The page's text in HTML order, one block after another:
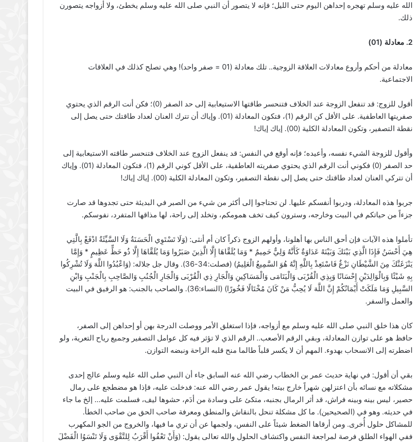
الله عليه وسلم تهجره إحداهن اليوم حتى الليل؛ فإنه لا يتصور أن النبي صلى الله عليه وسلم يخطئ، ولا أزواجه يتصورن
ذلك.
2. معادلة (01)
معادلة من أحكم وأروع معادلات العلاقة الزوجية.. تلك معادلة (01 = صفر واحد)! وهي تصلح كذلك في العلاقات
الاجتماعية.
أقول للزوج: قد تنفعل الزوجة عند الخلاف فتنحسر طاقتها الاستيعابية إلى حد الصفر (0)؛ فكن أنت الرقم الذي يحتوي
صفريتها العاطفية. على الأقل كن الرقم (1)، فتكون المعادلة (01). وإياك أن تترك العنان لعداد طاقتك حتى يصل إلى
نقطة التصفير، وتكون المعادلة الكلية (00). إياك إياك!
وأقول للزوجة الشيء نفسه، وأعيده؛ فإنه أوقع في النفس: قد ينفعل الزوج عند الخلاف فتنحسر طاقته الاستيعابية إلى
حد الصفر (0) فكوني أنت الرقم الذي يحتوي صفريته العاطفية، على الأقل كوني الرقم (1)، فتكون المعادلة (01). وإياك
أن تتركي العنان لعداد طاقتك حتى يصل إلى نقطة التصفير، وتكون المعادلة الكلية (00). إياك إياك!
جربوا هذه المعادلة، ودربوا أنفسكم عليها. لن تحتاجوا إلى أكثر من شيء من الصبر في البديئة حتى تجدوها قد صارت
جزءاً من حياتكم في البيت وخارجه، وسترون كيف تخف همومكم، وتخلد إلى راحة، لها مذاقها المتفرد، نفوسكم.
تأملوا هذه الآيات فإن أحق الناس بها أهلونا، وأولهم الزوج ذكراً كان أم أنثى: (وَلَا تَسْتَوِي الْحَسَنَةُ وَلَا السَّيِّئَةُ ادْفَعْ بِالَّتِي
هِيَ أَحْسَنُ فَإِذَا الَّذِي بَيْنَكَ وَبَيْنَهُ عَدَاوَةٌ كَأَنَّهُ وَلِيٌّ حَمِيمٌ * وَمَا يُلَقَّاهَا إِلَّا الَّذِينَ صَبَرُوا وَمَا يُلَقَّاهَا إِلَّا ذُو حَظٍّ عَظِيمٍ * وَإِمَّا
يَنْزَغَنَّكَ مِنَ الشَّيْطَانِ نَزْغٌ فَاسْتَعِذْ بِاللَّهِ إِنَّهُ هُوَ السَّمِيعُ الْعَلِيمُ) (فصلت:34-36). وقال جل جلاله: (وَاعْبُدُوا اللَّهَ وَلَا تُشْرِكُوا
بِهِ شَيْئًا وَبِالْوَالِدَيْنِ إِحْسَانًا وَبِذِي الْقُرْبَى وَالْيَتَامَى وَالْمَسَاكِينِ وَالْجَارِ ذِي الْقُرْبَى وَالْجَارِ الْجُنُبِ وَالصَّاحِبِ بِالْجَنْبِ وَابْنِ
السَّبِيلِ وَمَا مَلَكَتْ أَيْمَانُكُمْ إِنَّ اللَّهَ لَا يُحِبُّ مَنْ كَانَ مُخْتَالًا فَخُورًا) (النساء:36). والصاحب بالجنب: هو الرفيق في البيت
والعمل والسفر.
كان هذا خلق النبي صلى الله عليه وسلم مع أزواجه، فإذا استغلق الأمر ووصلت الدرجة بهن أو إحداهن إلى الصفر،
حافظ هو على توازن المعادلة، وبقي الرقم الأصعب.. الرقم الذي لا تؤثر فيه كل عوامل التصفير وجميع رياح التعرية، ولو
اضطرته إلى الانسحاب بهدوء. المهم أن لا يكسر قلباً طالما منح قلبه الراحة ونبضه التوازن.
بقي أن أقول: في نهاية حديث عمر بن الخطاب رضي الله عنه السابق جاء أن النبي صلى الله عليه وسلم عالج إحدى
مشكلاته مع نسائه بأن اعتزلهن شهراً خارج بيته! يقول عمر رضي الله عنه: فدخلت عليه، فإذا هو مضطجع على رمال
حصير، ليس بينه وبينه فراش، قد أثر الرمال بجنبه، متكئ على وسادة من أدَم، حشوها ليف، فسلمت عليه… إلخ ما جاء
في حديثه. وهو في (الصحيحين). ما كل مشكلة تنحل بالنقاش والمنطق ومعرفة صاحب الحق من صاحب الخطأ.
للمشاكل حلول أُخرى. ومن أرقاها الضغط شيئاً على النفس، ولجمها عن أن تري ما فيها، والخروج من الجو المكهرب
ففي الهواء الطلق فرصة لمراجعة النفس واكتشاف الحلول والله تعالى يقول: (وَأَنْ تَعْفُوا أَقْرَبُ لِلتَّقْوَى وَلَا تَنْسَوُا الْفَضْلَ